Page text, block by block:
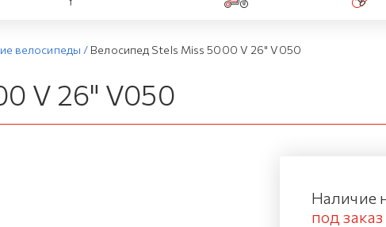
велосипеды / Велосипед Stels Miss 5000 V 26" V050
V 26" V050
Наличие
под